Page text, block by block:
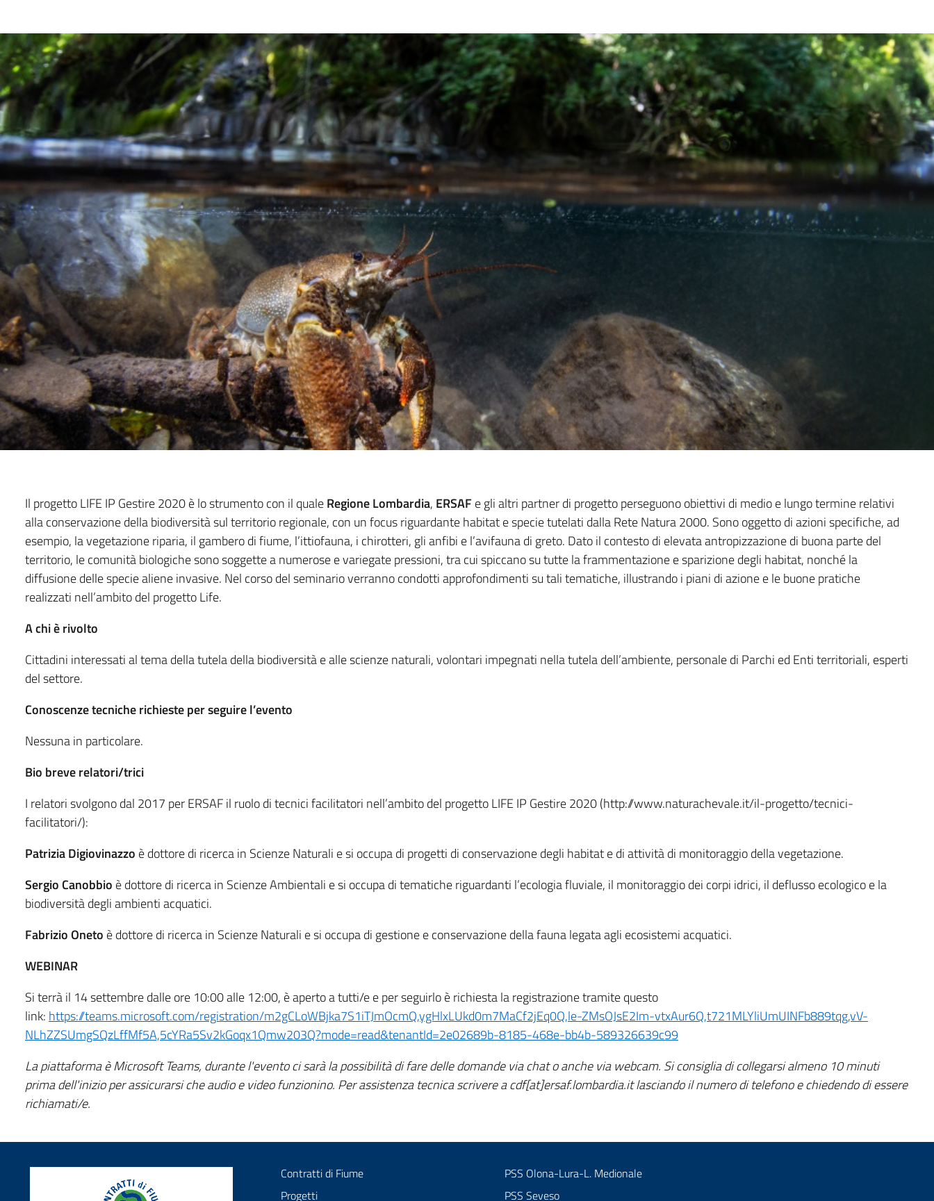
Il progetto LIFE IP Gestire 2020 è lo strumento con il qualeRegione Lombardia, ERSAF e gli altri partner di progetto perseguono obiettivi di medio e lungo termine relativi
alla conservazione della biodiversità sul territorio regionale, con un focus riguardante habitat e specie tutelati dalla Rete Natura 2000. Sono oggetto di azioni specifiche, ad
esempio, la vegetazione riparia, il gambero di fiume, l’ittiofauna, i chirotteri, gli anfibi e l’avifauna di greto. Dato il contesto di elevata antropizzazione di buona parte del
territorio, le comunità biologiche sono soggette a numerose e variegate pressioni, tra cui spiccano su tutte la frammentazione e sparizione degli habitat, nonché la
diffusione delle specie aliene invasive. Nel corso del seminario verranno condotti approfondimenti su tali tematiche, illustrando i piani di azione e le buone pratiche
realizzati nell’ambito del progetto Life.
A chi è rivolto
Cittadini interessati al tema della tutela della biodiversità e alle scienze naturali, volontari impegnati nella tutela dell’ambiente, personale di Parchi ed Enti territoriali, esperti
del settore.
Conoscenze tecniche richieste per seguire l’evento
Nessuna in particolare.
Bio breve relatori/trici
I relatori svolgono dal 2017 per ERSAF il ruolo di tecnici facilitatori nell’ambito del progetto LIFE IP Gestire 2020 (http://www.naturachevale.it/il-progetto/tecnici-
facilitatori/):
Patrizia Digiovinazzo è dottore di ricerca in Scienze Naturali e si occupa di progetti di conservazione degli habitat e di attività di monitoraggio della vegetazione.
Sergio Canobbio è dottore di ricerca in Scienze Ambientali e si occupa di tematiche riguardanti l’ecologia fluviale, il monitoraggio dei corpi idrici, il deflusso ecologico e la
biodiversità degli ambienti acquatici.
Fabrizio Oneto è dottore di ricerca in Scienze Naturali e si occupa di gestione e conservazione della fauna legata agli ecosistemi acquatici.
WEBINAR
Si terrà il 14 settembre dalle ore 10:00 alle 12:00, è aperto a tutti/e e per seguirlo è richiesta la registrazione tramite questo
link: https://teams.microsoft.com/registration/m2gCLoWBjka7S1iTJmOcmQ,ygHlxLUkd0m7MaCf2jEq0Q,le-ZMsOJsE2Im-vtxAur6Q,t721MLYliUmUINFb889tqg,vV-
NLhZZSUmgSQzLffMf5A,5cYRa5Sv2kGoqx1Qmw203Q?mode=read&tenantId=2e02689b-8185-468e-bb4b-589326639c99
La piattaforma è Microsoft Teams, durante l'evento ci sarà la possibilità di fare delle domande via chat o anche via webcam. Si consiglia di collegarsi almeno 10 minuti
prima dell'inizio per assicurarsi che audio e video funzionino. Per assistenza tecnica scrivere a cdf[at]ersaf.lombardia.it lasciando il numero di telefono e chiedendo di essere
richiamati/e.
Contratti di Fiume
Progetti
PSS Olona-Lura-L. Medionale
PSS Seveso